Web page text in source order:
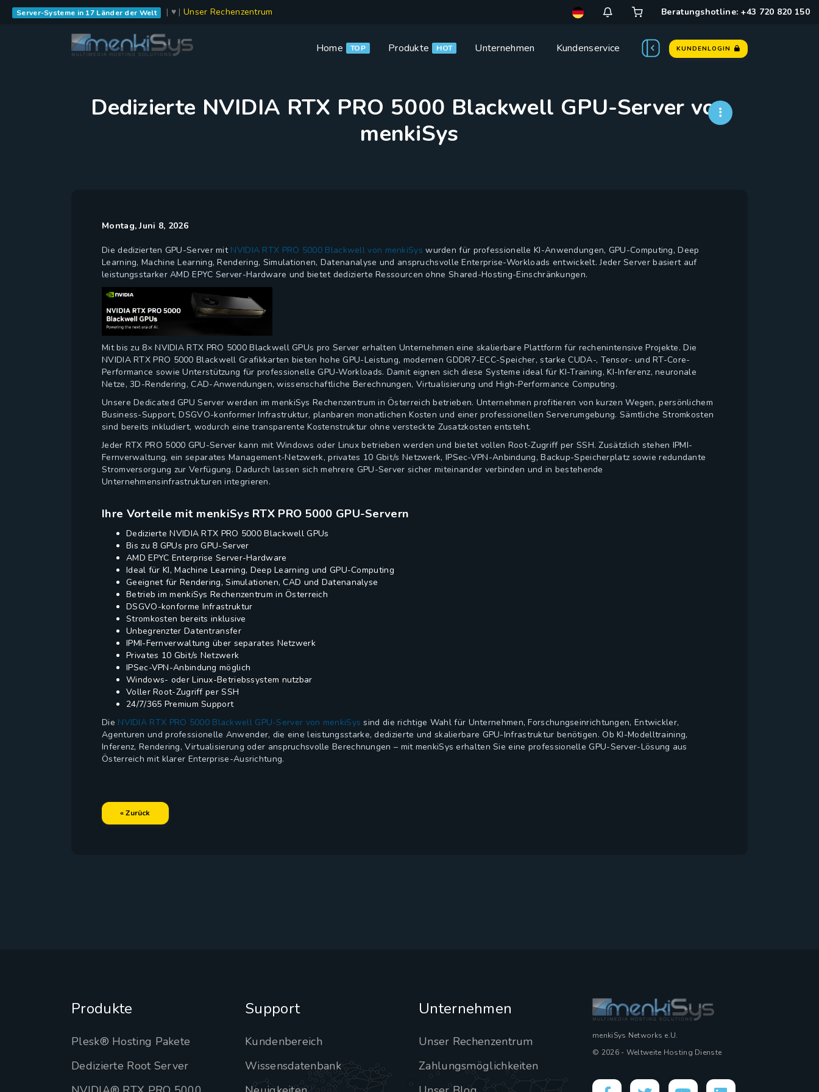
Server-Systeme in 17 Länder der Welt | ♥ | Unser Rechenzentrum Beratungshotline: +43 720 820 150
Home TOP Produkte HOT Unternehmen Kundenservice KUNDENLOGIN
Dedizierte NVIDIA RTX PRO 5000 Blackwell GPU-Server von
menkiSys
Montag, Juni 8, 2026
Die dedizierten GPU-Server mit NVIDIA RTX PRO 5000 Blackwell von menkiSys wurden für professionelle KI-Anwendungen, GPU-Computing, Deep
Learning, Machine Learning, Rendering, Simulationen, Datenanalyse und anspruchsvolle Enterprise-Workloads entwickelt. Jeder Server basiert auf
leistungsstarker AMD EPYC Server-Hardware und bietet dedizierte Ressourcen ohne Shared-Hosting-Einschränkungen.
Mit bis zu 8× NVIDIA RTX PRO 5000 Blackwell GPUs pro Server erhalten Unternehmen eine skalierbare Plattform für rechenintensive Projekte. Die
NVIDIA RTX PRO 5000 Blackwell Grafikkarten bieten hohe GPU-Leistung, modernen GDDR7-ECC-Speicher, starke CUDA-, Tensor- und RT-Core-
Performance sowie Unterstützung für professionelle GPU-Workloads. Damit eignen sich diese Systeme ideal für KI-Training, KI-Inferenz, neuronale
Netze, 3D-Rendering, CAD-Anwendungen, wissenschaftliche Berechnungen, Virtualisierung und High-Performance Computing.
Unsere Dedicated GPU Server werden im menkiSys Rechenzentrum in Österreich betrieben. Unternehmen profitieren von kurzen Wegen, persönlichem
Business-Support, DSGVO-konformer Infrastruktur, planbaren monatlichen Kosten und einer professionellen Serverumgebung. Sämtliche Stromkosten
sind bereits inkludiert, wodurch eine transparente Kostenstruktur ohne versteckte Zusatzkosten entsteht.
Jeder RTX PRO 5000 GPU-Server kann mit Windows oder Linux betrieben werden und bietet vollen Root-Zugriff per SSH. Zusätzlich stehen IPMI-
Fernverwaltung, ein separates Management-Netzwerk, privates 10 Gbit/s Netzwerk, IPSec-VPN-Anbindung, Backup-Speicherplatz sowie redundante
Stromversorgung zur Verfügung. Dadurch lassen sich mehrere GPU-Server sicher miteinander verbinden und in bestehende
Unternehmensinfrastrukturen integrieren.
Ihre Vorteile mit menkiSys RTX PRO 5000 GPU-Servern
Dedizierte NVIDIA RTX PRO 5000 Blackwell GPUs
Bis zu 8 GPUs pro GPU-Server
AMD EPYC Enterprise Server-Hardware
Ideal für KI, Machine Learning, Deep Learning und GPU-Computing
Geeignet für Rendering, Simulationen, CAD und Datenanalyse
Betrieb im menkiSys Rechenzentrum in Österreich
DSGVO-konforme Infrastruktur
Stromkosten bereits inklusive
Unbegrenzter Datentransfer
IPMI-Fernverwaltung über separates Netzwerk
Privates 10 Gbit/s Netzwerk
IPSec-VPN-Anbindung möglich
Windows- oder Linux-Betriebssystem nutzbar
Voller Root-Zugriff per SSH
24/7/365 Premium Support
Die NVIDIA RTX PRO 5000 Blackwell GPU-Server von menkiSys sind die richtige Wahl für Unternehmen, Forschungseinrichtungen, Entwickler,
Agenturen und professionelle Anwender, die eine leistungsstarke, dedizierte und skalierbare GPU-Infrastruktur benötigen. Ob KI-Modelltraining,
Inferenz, Rendering, Virtualisierung oder anspruchsvolle Berechnungen – mit menkiSys erhalten Sie eine professionelle GPU-Server-Lösung aus
Österreich mit klarer Enterprise-Ausrichtung.
« Zurück
Produkte
Plesk® Hosting Pakete
Dedizierte Root Server
Support
Kundenbereich
Wissensdatenbank
Unternehmen
Unser Rechenzentrum
Zahlungsmöglichkeiten
menkiSys Networks e.U.
© 2026 - Weltweite Hosting Dienste